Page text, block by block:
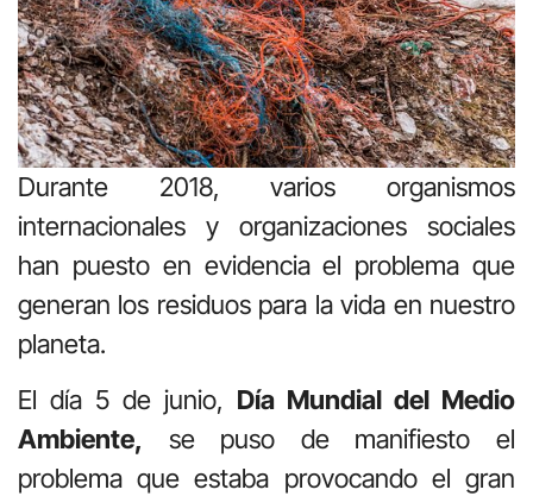
Durante 2018, varios organismos
internacionales y organizaciones sociales
han puesto en evidencia el problema que
generan los residuos para la vida en nuestro
planeta.
El día 5 de junio, Día Mundial del Medio
Ambiente, se puso de manifiesto el
problema que estaba provocando el gran